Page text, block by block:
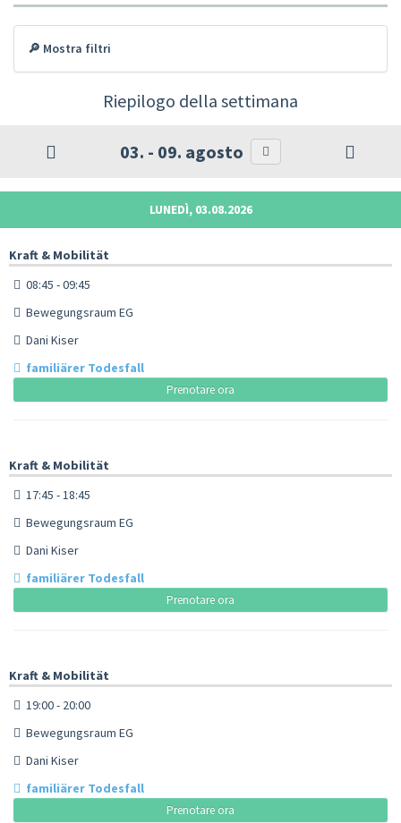
🔎 Mostra filtri
Riepilogo della settimana
03. - 09. agosto
LUNEDÌ, 03.08.2026
Kraft & Mobilität
08:45 - 09:45
Bewegungsraum EG
Dani Kiser
familiärer Todesfall
Prenotare ora
Kraft & Mobilität
17:45 - 18:45
Bewegungsraum EG
Dani Kiser
familiärer Todesfall
Prenotare ora
Kraft & Mobilität
19:00 - 20:00
Bewegungsraum EG
Dani Kiser
familiärer Todesfall
Prenotare ora